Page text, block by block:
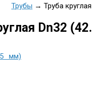
Трубы → Труба
Dn32